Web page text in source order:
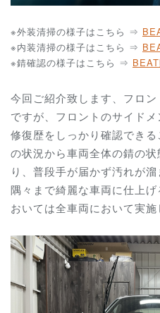
※外装清掃の様子はこちら ⇒
※内装清掃の様子はこちら ⇒
※錆確認の様子はこちら ⇒
今回ご紹介致します、フロ
ですが、フロントのサイド
修復歴をしっかり確認でき
の状況から車両全体の錆の
り、普段手が届かず汚れが
隅々まで綺麗な車両に仕上
おいては全車両において実施